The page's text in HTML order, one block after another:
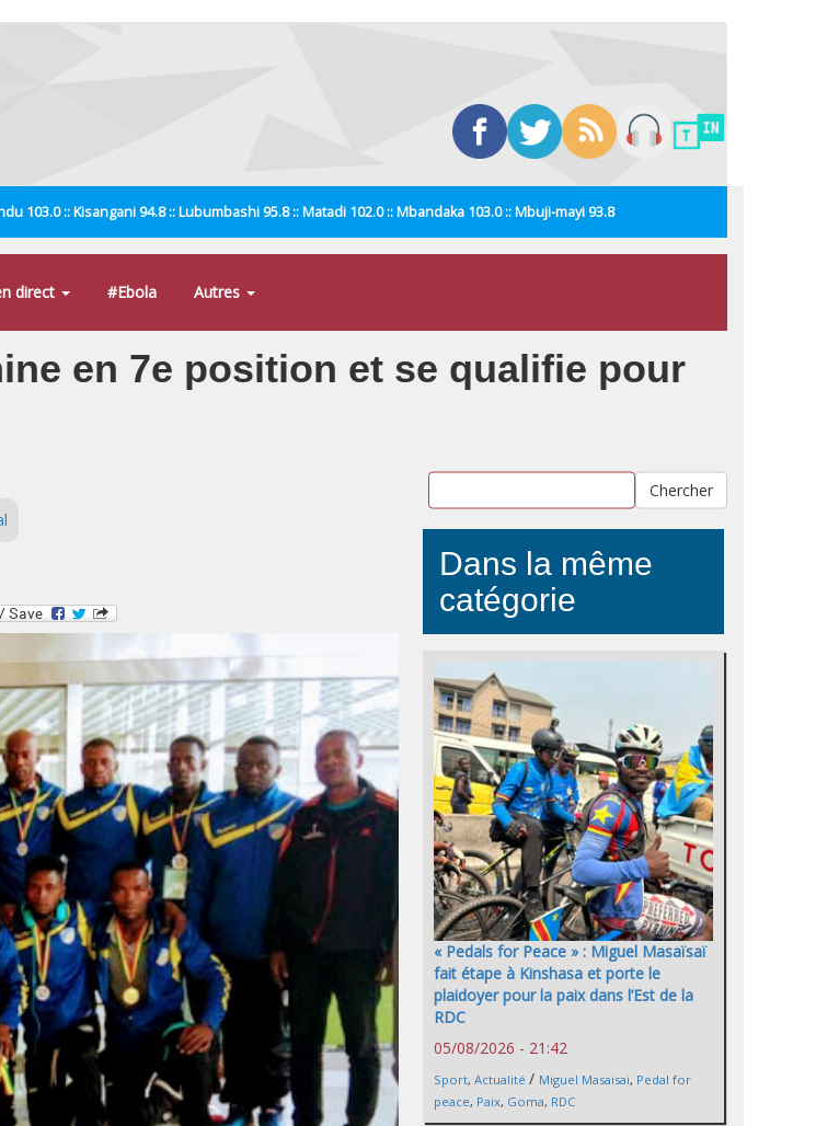
103.0 :: Kisangani 94.8 :: Lubumbashi 95.8 :: Matadi 102.0 :: Mbandaka 103.0 :: Mbuji-mayi 93.8
direct #Ebola Autres
en 7e position et se qualifie pour
Chercher
Dans la même
catégorie
« Pedals for Peace » : Miguel Masaïsaï
fait étape à Kinshasa et porte le
plaidoyer pour la paix dans l’Est de la
RDC
05/08/2026 - 21:42
Sport, Actualité / Miguel Masaisai, Pedal for
peace, Paix, Goma, RDC